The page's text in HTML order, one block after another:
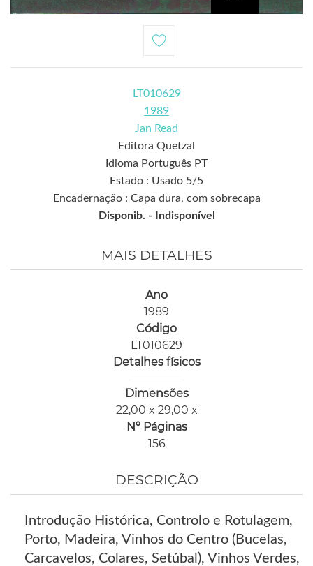
LT010629
1989
Jan Read
Editora Quetzal
Idioma Português PT
Estado : Usado 5/5
Encadernação : Capa dura, com sobrecapa
Disponib. -
Indisponível
MAIS DETALHES
Ano
1989
Código
LT010629
Detalhes físicos
Dimensões
22,00 x 29,00 x
Nº Páginas
156
DESCRIÇÃO
Introdução Histórica, Controlo e Rotulagem,
Porto, Madeira, Vinhos do Centro (Bucelas,
Carcavelos, Colares, Setúbal), Vinhos Verdes,